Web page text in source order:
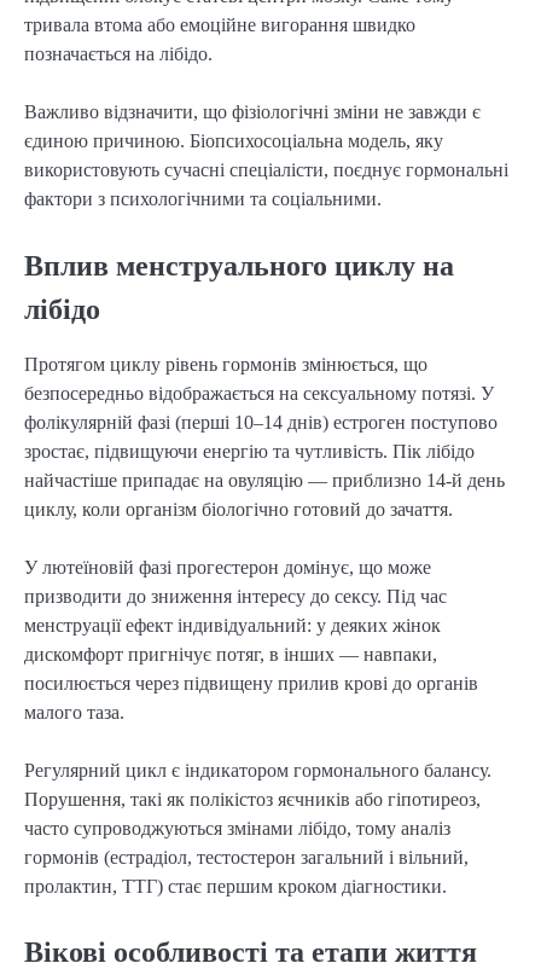
тривала втома або емоційне вигорання швидко
позначається на лібідо.
Важливо відзначити, що фізіологічні зміни не завжди є
єдиною причиною. Біопсихосоціальна модель, яку
використовують сучасні спеціалісти, поєднує гормональні
фактори з психологічними та соціальними.
Вплив менструального циклу на
лібідо
Протягом циклу рівень гормонів змінюється, що
безпосередньо відображається на сексуальному потязі. У
фолікулярній фазі (перші 10–14 днів) естроген поступово
зростає, підвищуючи енергію та чутливість. Пік лібідо
найчастіше припадає на овуляцію — приблизно 14-й день
циклу, коли організм біологічно готовий до зачаття.
У лютеїновій фазі прогестерон домінує, що може
призводити до зниження інтересу до сексу. Під час
менструації ефект індивідуальний: у деяких жінок
дискомфорт пригнічує потяг, в інших — навпаки,
посилюється через підвищену прилив крові до органів
малого таза.
Регулярний цикл є індикатором гормонального балансу.
Порушення, такі як полікістоз яєчників або гіпотиреоз,
часто супроводжуються змінами лібідо, тому аналіз
гормонів (естрадіол, тестостерон загальний і вільний,
пролактин, ТТГ) стає першим кроком діагностики.
Вікові особливості та етапи життя